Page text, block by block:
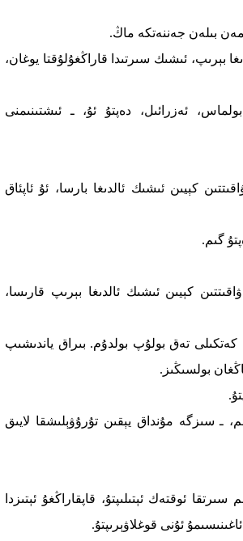
مەن بىلەن جەننەتكە ماڭ.
بېرىپ، ئىشىك سىرتىدا قاراڭغۇلۇقتا يوغان،
ئەزرائىل، دەپتۇ ئۇ، ـ ئىشتىنىمنى
كېيىن ئىشىك ئالدىغا بارسا، ئۇ ئاپئاق
گىم.
كېيىن ئىشىك ئالدىغا بېرىپ قارىسا،
تەق بولۇپ بولدۇم. بىراق ياندىشىپ
بولسىڭىز.
ـ سىزگە مۇنداق يېقىن تۇرۇۋېلىشقا لايىق
ئوقتەك ئېتىلىپتۇ، قاپقاراڭغۇ ئېتىزدا
ئۇنى قوغلاۋېرىپتۇ.